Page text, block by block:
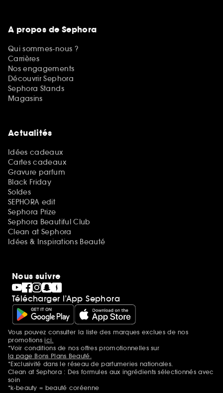
A propos de Sephora
Qui sommes-nous ?
Carrières
Nos engagements
Découvrir Sephora
Sephora Stands
Magasins
Actualités
Idées cadeaux
Cartes cadeaux
Gravure parfum
Black Friday
Soldes
SEPHORA edit
Sephora Prize
Sephora Beautiful Club
Clean at Sephora
Idées & Inspirations Beauté
Nous suivre
Télécharger l’App Sephora
Mentions additionnelles
Vous pouvez consulter la liste des marques exclues de nos
promotionsici.
*Voir conditions de nos offres promotionnelles sur
la page Bons Plans Beauté.
*Exclusivité dans le réseau de parfumeries nationales.
Clean at Sephora : Des formules aux ingrédients sélectionnés avec
soin
*k-beauty = beauté coréenne